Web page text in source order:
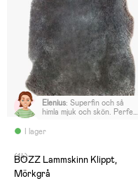
I lager
Elenius: Superfin och så
himla mjuk och skön. Perfekt
(14)
BOZZ Lammskinn Klippt,
Mörkgrå